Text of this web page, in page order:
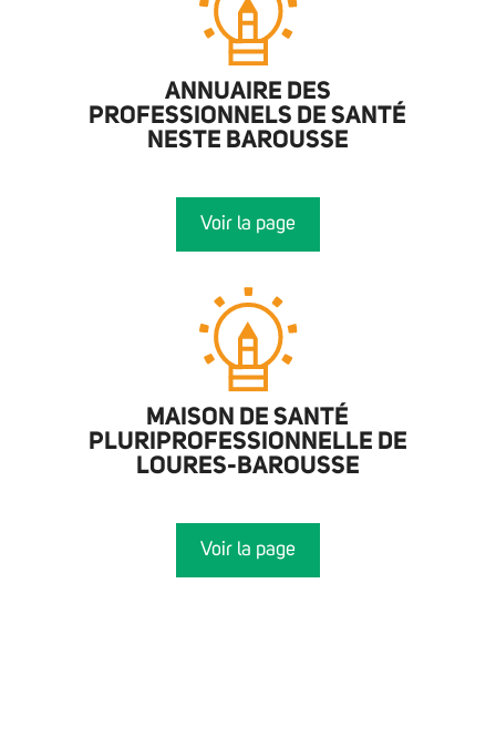
ANNUAIRE DES
PROFESSIONNELS DE SANTÉ
NESTE BAROUSSE
Voir la page
MAISON DE SANTÉ
PLURIPROFESSIONNELLE DE
LOURES-BAROUSSE
Voir la page